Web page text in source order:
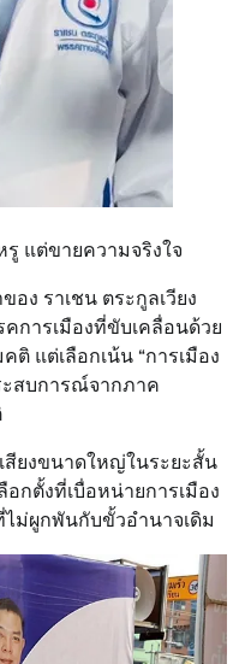
รู แต่ขายความจริงใจ
ง ราเชน ตระกูลเวียง
การเมืองที่ขับเคลื่อนด้วย
แต่เลือกเน้น “การเมือง
ะสบการณ์จากภาค
สียงขนาดใหญ่ในระยะสั้น
กตั้งที่เบื่อหน่ายการเมือง
ม่ผูกพันกับขั้วอำนาจเดิม